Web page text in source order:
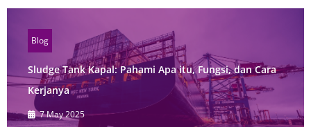
Blog
Sludge Tank Kapal: Pahami Apa itu, Fungsi, dan Cara
Kerjanya
7 May 2025